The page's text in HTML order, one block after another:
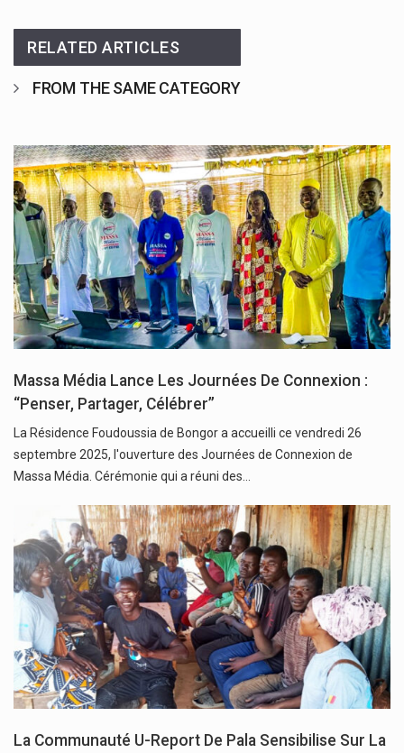
RELATED ARTICLES
FROM THE SAME CATEGORY
Massa Média Lance Les Journées De Connexion :
“Penser, Partager, Célébrer”
La Résidence Foudoussia de Bongor a accueilli ce vendredi 26
septembre 2025, l'ouverture des Journées de Connexion de
Massa Média. Cérémonie qui a réuni des…
La Communauté U-Report De Pala Sensibilise Sur La